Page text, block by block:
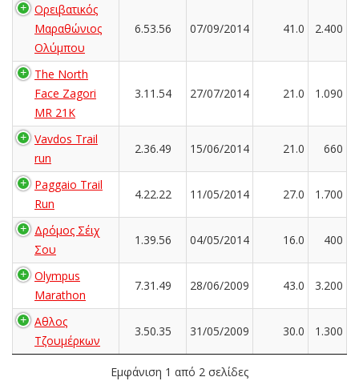
Ορειβατικός
Μαραθώνιος
Ολύμπου
6.53.56 07/09/2014 41.0 2.400
The North
Face Zagori
MR 21K
3.11.54 27/07/2014 21.0 1.090
Vavdos Trail
run
2.36.49 15/06/2014 21.0 660
Paggaio Trail
Run
4.22.22 11/05/2014 27.0 1.700
Δρόμος Σέιχ
Σου
1.39.56 04/05/2014 16.0 400
Olympus
Marathon
7.31.49 28/06/2009 43.0 3.200
Αθλος
Τζουμέρκων
3.50.35 31/05/2009 30.0 1.300
Εμφάνιση 1 από 2 σελίδες